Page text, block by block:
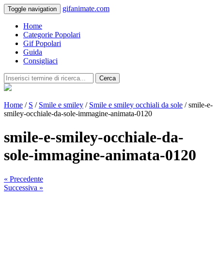
Toggle navigation gifanimate.com
Home
Categorie Popolari
Gif Popolari
Guida
Consigliaci
Cerca
Home / S / Smile e smiley / Smile e smiley occhiali da sole / smile-e-
smiley-occhiale-da-sole-immagine-animata-0120
smile-e-smiley-occhiale-da-
sole-immagine-animata-0120
« Precedente
Successiva »